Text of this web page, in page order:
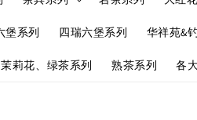
堡系列 四瑞六堡系列 华祥苑&
茉莉花、绿茶系列 熟茶系列 各